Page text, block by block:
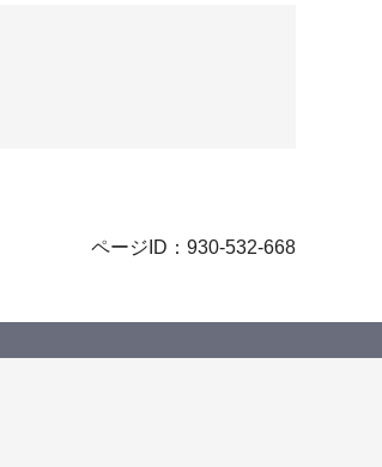
ページID：930-532-668